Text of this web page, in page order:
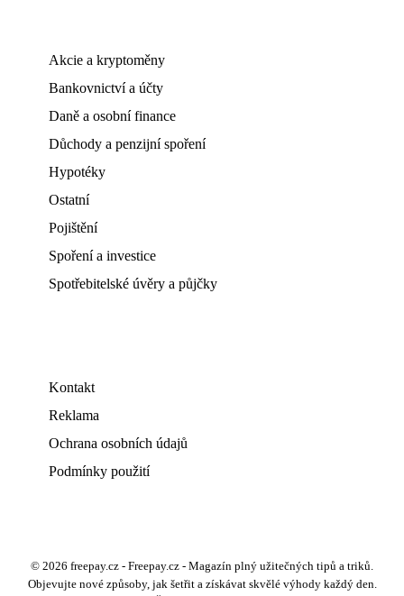
Akcie a kryptoměny
Bankovnictví a účty
Daně a osobní finance
Důchody a penzijní spoření
Hypotéky
Ostatní
Pojištění
Spoření a investice
Spotřebitelské úvěry a půjčky
Kontakt
Reklama
Ochrana osobních údajů
Podmínky použití
© 2026 freepay.cz - Freepay.cz - Magazín plný užitečných tipů a triků.
Objevujte nové způsoby, jak šetřit a získávat skvělé výhody každý den.